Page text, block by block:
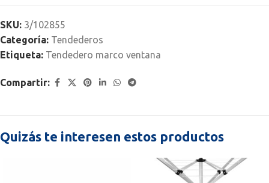
SKU: 3/102855
Categoría: Tendederos
Etiqueta: Tendedero marco ventana
Compartir:
Quizás te interesen estos productos